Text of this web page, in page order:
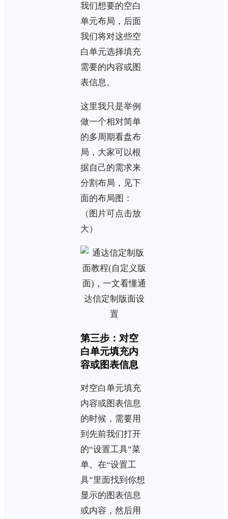
我们想要的空白
单元布局，后面
我们将对这些空
白单元选择填充
需要的内容或图
表信息。
这里我只是举例
做一个相对简单
的多周期看盘布
局，大家可以根
据自己的需求来
分割布局，见下
面的布局图：
（图片可点击放
大）
第三步：对空
白单元填充内
容或图表信息
对空白单元填充
内容或图表信息
的时候，需要用
到先前我们打开
的“设置工具”菜
单。在“设置工
具”里面找到你想
显示的图表信息
或内容，然后用